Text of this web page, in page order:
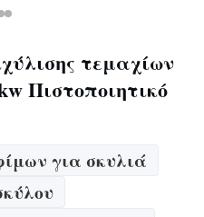
τεμαχίων
Πιστοποιητικό
για σκυλιά